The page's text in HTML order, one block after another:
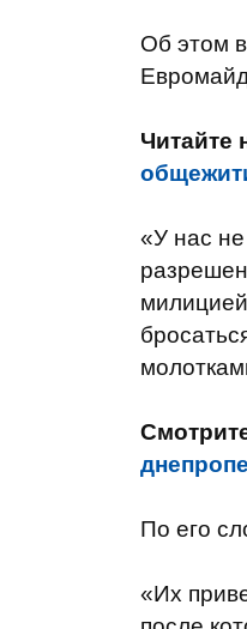
Об этом
Читайте
«У нас
По его
«Их